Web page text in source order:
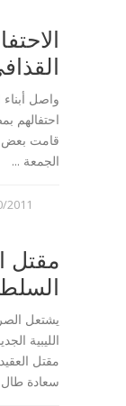
واصل أبناء
احتفالهم
قامت بعض
الجمعة ...
2011
مقتل
يشتعل
الليبية
مقتل
سعادة طال